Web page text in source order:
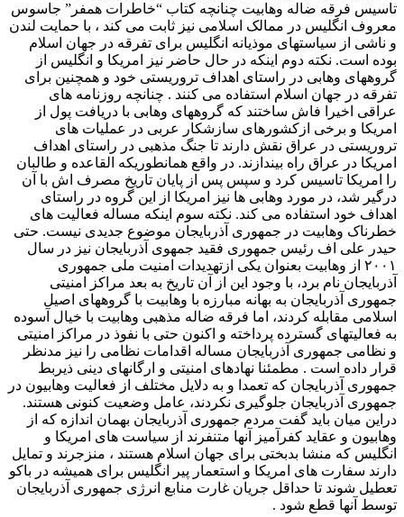
تاسیس فرقه ضاله وهابیت چنانچه کتاب “خاطرات همفر” جاسوس
معروف انگلیس در ممالک اسلامی نیز ثابت می کند ، با حمایت لندن
و ناشی از سیاستهای موذیانه انگلیس برای تفرقه در جهان اسلام
بوده است. نکته دوم اینکه در حال حاضر نیز امریکا و انگلیس از
گروههای وهابی در راستای اهداف تروریستی خود و همچنین برای
تفرقه در جهان اسلام استفاده می کنند . چنانچه روزنامه های
عراقی اخیرا فاش ساختند که گروههای وهابی با دریافت پول از
امریکا و برخی ازکشورهای سازشکار عربی در عملیات های
تروریستی در عراق نقش دارند تا جنگ مذهبی در راستای اهداف
امریکا در عراق راه بیندازند. در واقع همانطوریکه القاعده و طالبان
را امریکا تاسیس کرد و سپس پس از پایان تاریخ مصرف اش با آن
درگیر شد، در مورد وهابی ها نیز امریکا از این گروه در راستای
اهداف خود استفاده می کند. نکته سوم اینکه مساله فعالیت های
خطرناک وهابیت در جمهوری آذربایجان موضوع جدیدی نیست. حتی
حیدر علی اف رئیس جمهوری فقید جمهوی آذربایجان نیز در سال
۲۰۰۱ از وهابیت بعنوان یکی ازتهدیدات امنیت ملی جمهوری
آذربایجان نام برد، با وجود این از آن تاریخ به بعد مراکز امنیتی
جمهوری آذربایجان به بهانه مبارزه با وهابیت با گروههای اصیل
اسلامی مقابله کردند، اما فرقه ضاله مذهبی وهابیت با خیال آسوده
به فعالیتهای گسترده پرداخته و اکنون حتی با نفوذ در مراکز امنیتی
و نظامی جمهوری آذربایجان مساله اقدامات نظامی را نیز مدنظر
قرار داده است . مطمئنا نهادهای امنیتی و ارگانهای دینی ذیربط
جمهوری آذربایجان که تعمدا و به دلایل مختلف از فعالیت وهابیون در
جمهوری آذربایجان جلوگیری نکردند، عامل وضعیت کنونی هستند.
دراین میان باید گفت مردم جمهوری آذربایجان بهمان اندازه که از
وهابیون و عقاید کفرآمیز آنها متنفرند از سیاست های امریکا و
انگلیس که منشا بدبختی برای جهان اسلام هستند ، منزجرند و تمایل
دارند سفارت های امریکا و استعمار پیر انگلیس برای همیشه در باکو
تعطیل شوند تا حداقل جریان غارت منابع انرژی جمهوری آذربایجان
توسط آنها قطع شود .